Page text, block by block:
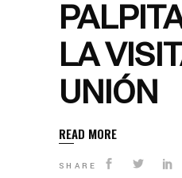
LA
UNIÓN
READ MORE
SHARE